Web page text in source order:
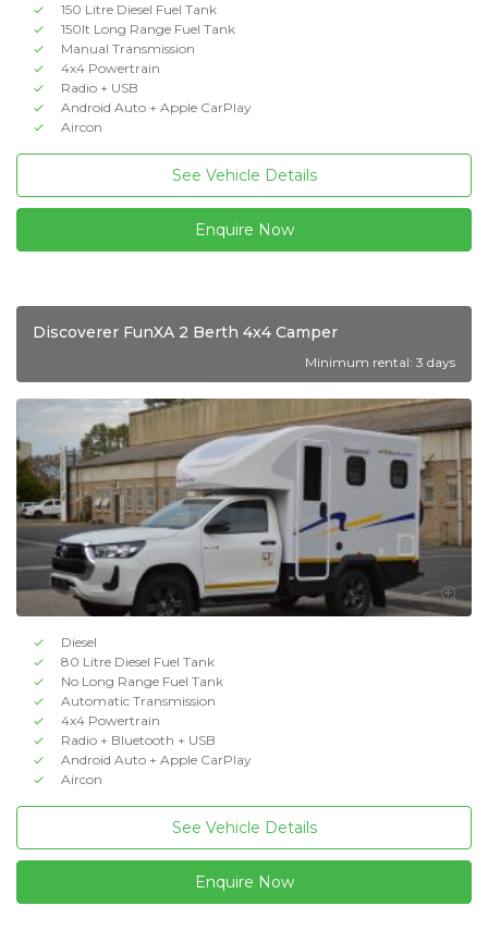
150 Litre Diesel Fuel Tank
150lt Long Range Fuel Tank
Manual Transmission
4x4 Powertrain
Radio + USB
Android Auto + Apple CarPlay
Aircon
See Vehicle Details
Enquire Now
Discoverer FunXA 2 Berth 4x4 Camper
Minimum rental: 3 days
Diesel
80 Litre Diesel Fuel Tank
No Long Range Fuel Tank
Automatic Transmission
4x4 Powertrain
Radio + Bluetooth + USB
Android Auto + Apple CarPlay
Aircon
See Vehicle Details
Enquire Now